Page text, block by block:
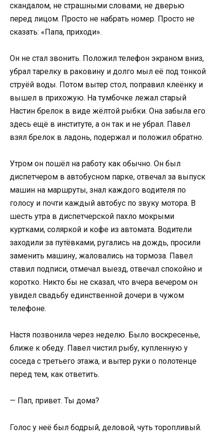
скандалом, не страшными словами, не дверью
перед лицом. Просто не набрать номер. Просто не
сказать: «Папа, приходи».
Он не стал звонить. Положил телефон экраном вниз,
убрал тарелку в раковину и долго мыл её под тонкой
струёй воды. Потом вытер стол, поправил клеёнку и
вышел в прихожую. На тумбочке лежал старый
Настин брелок в виде жёлтой рыбки. Она забыла его
здесь ещё в институте, а он так и не убрал. Павел
взял брелок в ладонь, подержал и положил обратно.
Утром он пошёл на работу как обычно. Он был
диспетчером в автобусном парке, отвечал за выпуск
машин на маршруты, знал каждого водителя по
голосу и почти каждый автобус по звуку мотора. В
шесть утра в диспетчерской пахло мокрыми
куртками, соляркой и кофе из автомата. Водители
заходили за путёвками, ругались на дождь, просили
заменить машину, жаловались на тормоза. Павел
ставил подписи, отмечал выезд, отвечал спокойно и
коротко. Никто бы не сказал, что вчера вечером он
увидел свадьбу единственной дочери в чужом
телефоне.
Настя позвонила через неделю. Было воскресенье,
ближе к обеду. Павел чистил рыбу, купленную у
соседа с третьего этажа, и вытер руки о полотенце
перед тем, как ответить.
— Пап, привет. Ты дома?
Голос у неё был бодрый, деловой, чуть торопливый.